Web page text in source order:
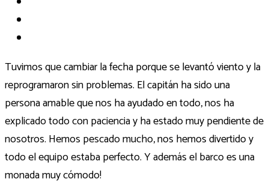
Tuvimos que cambiar la fecha porque se levantó viento y la
reprogramaron sin problemas. El capitán ha sido una
persona amable que nos ha ayudado en todo, nos ha
explicado todo con paciencia y ha estado muy pendiente de
nosotros. Hemos pescado mucho, nos hemos divertido y
todo el equipo estaba perfecto. Y además el barco es una
monada muy cómodo!